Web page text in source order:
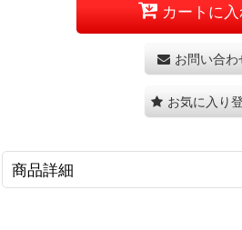
カートに
お問い合わ
お気に入り
商品詳細